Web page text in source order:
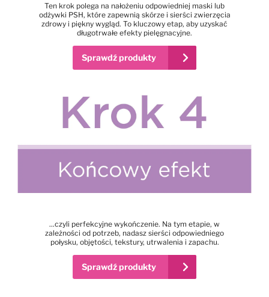
Ten krok polega na nałożeniu odpowiedniej maski lub
odżywki PSH, które zapewnią skórze i sierści zwierzęcia
zdrowy i piękny wygląd. To kluczowy etap, aby uzyskać
długotrwałe efekty pielęgnacyjne.
Sprawdź produkty
...czyli perfekcyjne wykończenie. Na tym etapie, w
zależności od potrzeb, nadasz sierści odpowiedniego
połysku, objętości, tekstury, utrwalenia i zapachu.
Sprawdź produkty